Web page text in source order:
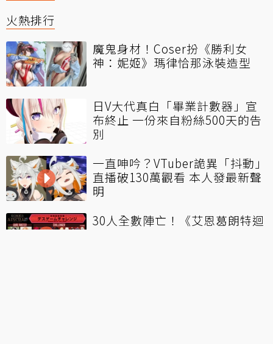
火熱排行
魔鬼身材！Coser扮《勝利女
神：妮姬》瑪律恰那泳裝造型
日V大代真白「畢業計數器」宣
布終止 一份來自粉絲500天的告
別
一直呻吟？VTuber詭異「抖動」
直播破130萬觀看 本人發最新聲
明
30人全數陣亡！《艾恩葛朗特迴